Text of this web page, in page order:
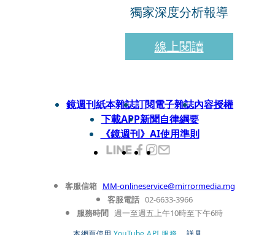
獨家深度分析報導
線上閱讀
鏡週刊紙本雜誌訂閱電子雜誌內容授權
下載APP新聞自律綱要
《鏡週刊》AI使用準則
客服信箱 MM-onlineservice@mirrormedia.mg
客服電話 02-6633-3966
服務時間 週一至週五上午10時至下午6時